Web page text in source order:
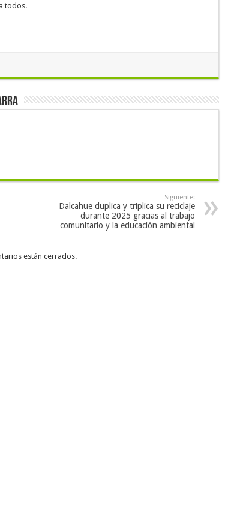
todos.
Siguiente:
Dalcahue duplica y triplica su reciclaje
durante 2025 gracias al trabajo
comunitario y la educación ambiental
están cerrados.